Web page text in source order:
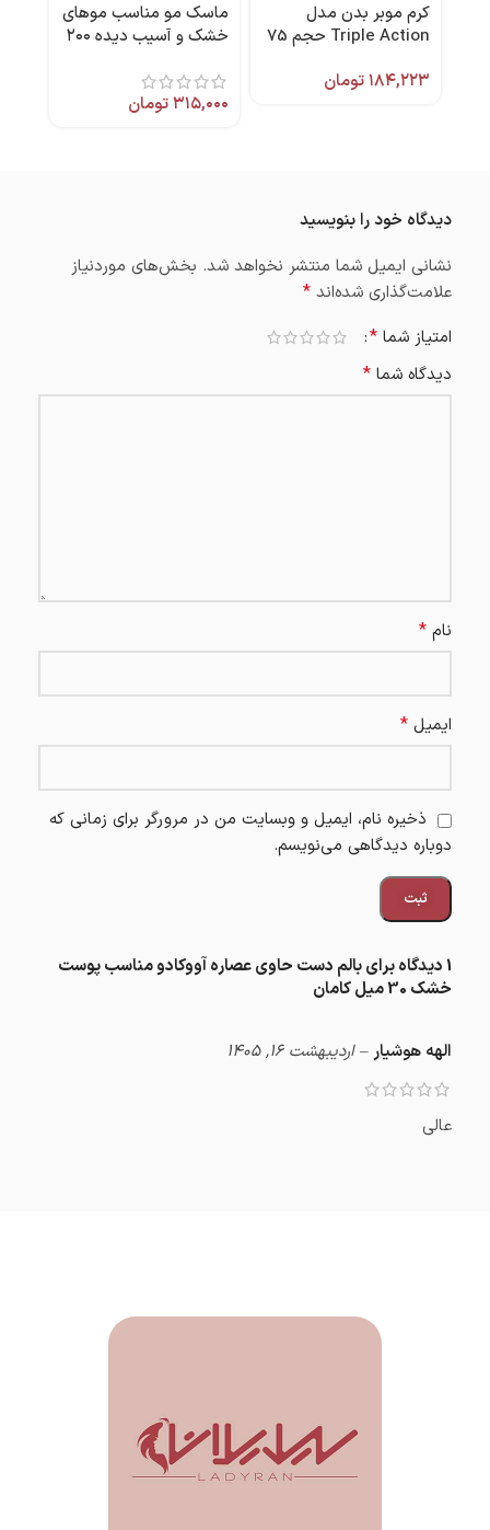
كرم موبر بدن مدل
Triple Action حجم 75
۱۸۴,۲۲۳تومان
ماسک مو مناسب موهای
خشک و آسیب دیده ۲۰۰
۳۱۵,۰۰۰تومان
1 دیدگاه برای
بالم دست حاوی عصاره آووکادو مناسب پوست
خشک 30 میل کامان
الهه هوشیار– اردیبهشت 16, 1405
عالی
دیدگاه خود را بنویسید
نشانی ایمیل شما منتشر نخواهد شد. بخش‌های موردنیاز
علامت‌گذاری شده‌اند *
امتیاز شما *
دیدگاه شما *
نام *
ایمیل *
ذخیره نام، ایمیل و وبسایت من در مرورگر برای زمانی که
دوباره دیدگاهی می‌نویسم.